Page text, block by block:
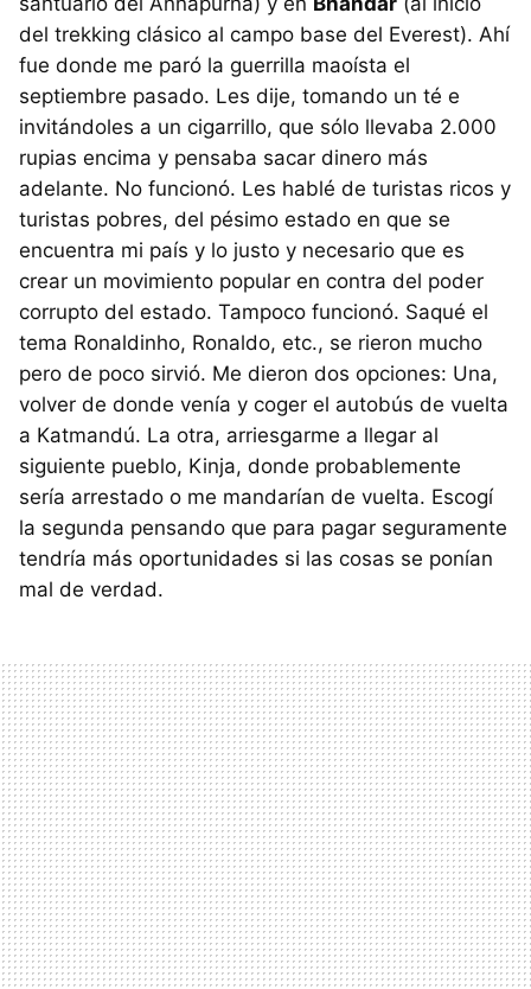
del trekking clásico al campo base del Everest). Ahí
fue donde me paró la guerrilla maoísta el
septiembre pasado. Les dije, tomando un té e
invitándoles a un cigarrillo, que sólo llevaba 2.000
rupias encima y pensaba sacar dinero más
adelante. No funcionó. Les hablé de turistas ricos y
turistas pobres, del pésimo estado en que se
encuentra mi país y lo justo y necesario que es
crear un movimiento popular en contra del poder
corrupto del estado. Tampoco funcionó. Saqué el
tema Ronaldinho, Ronaldo, etc., se rieron mucho
pero de poco sirvió. Me dieron dos opciones: Una,
volver de donde venía y coger el autobús de vuelta
a Katmandú. La otra, arriesgarme a llegar al
siguiente pueblo, Kinja, donde probablemente
sería arrestado o me mandarían de vuelta. Escogí
la segunda pensando que para pagar seguramente
tendría más oportunidades si las cosas se ponían
mal de verdad.